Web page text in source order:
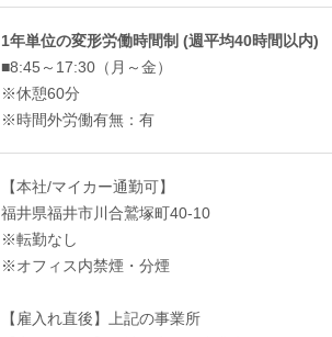
1年単位の変形労働時間制 (週平均40時間以内)
■8:45～17:30（月～金）
※休憩60分
※時間外労働有無：有
【本社/マイカー通勤可】
福井県福井市川合鷲塚町40-10
※転勤なし
※オフィス内禁煙・分煙
【雇入れ直後】上記の事業所